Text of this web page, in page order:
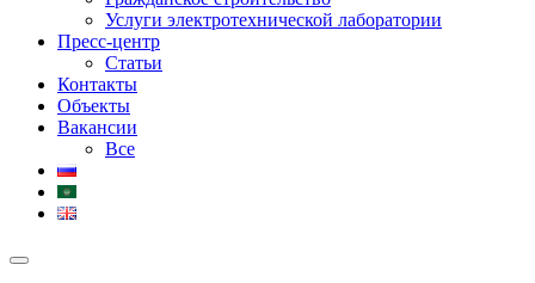
Услуги электротехнической лаборатории
Пресс-центр
Статьи
Контакты
Объекты
Вакансии
Все